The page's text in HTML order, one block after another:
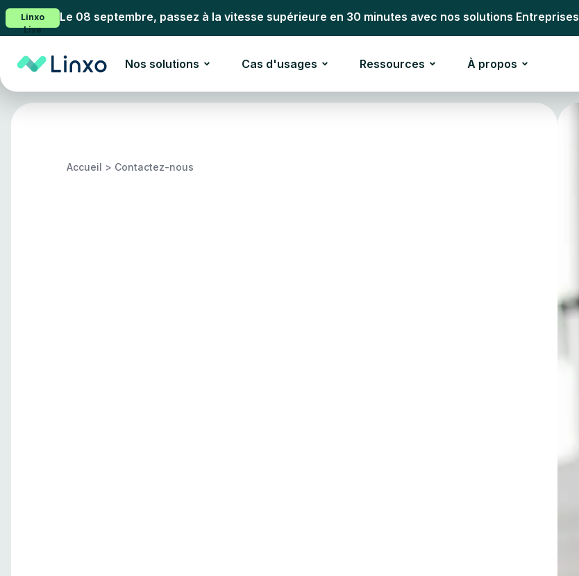
Linxo
Live
Le 08 septembre, passez à la vitesse supérieure en 30 minutes avec nos solutions Entreprises
Nos solutions Cas d'usages Ressources À propos
Accueil > Contactez-nous